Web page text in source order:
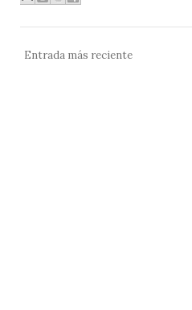
Entrada más reciente